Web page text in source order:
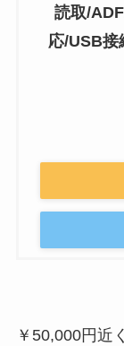
読取/
応/USB接
￥50,000円近